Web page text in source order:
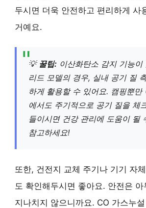
두시면 더욱 안전하고 편리하게 사
거예요.
💡 꿀팁: 이산화탄소 감지 기능이
리드 모델의 경우, 실내 공기 질
하게 활용할 수 있어요. 캠핑뿐만
에서도 주기적으로 공기 질을 체
들이시면 건강 관리에 도움이 될
참고하세요!
또한, 건전지 교체 주기나 기기 자
도 확인해두시면 좋아요. 안전은 아
지나치지 않으니까요. CO 가스누